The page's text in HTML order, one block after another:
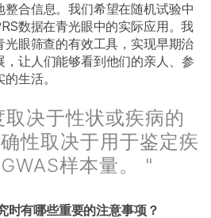
合信息。我们希望在随机试验中
数据在青光眼中的实际应用。我
光眼筛查的有效工具，实现早期治
让人们能够看到他们的亲人、参
生活。
取决于性状或疾病的
性取决于用于鉴定疾
样本量。 "
时有哪些重要的注意事项？